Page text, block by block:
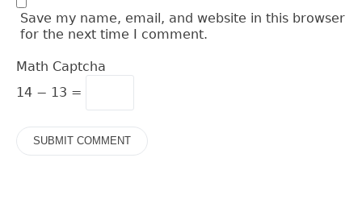
Save my name, email, and website in this browser
for the next time I comment.
Math Captcha
14 − 13 =